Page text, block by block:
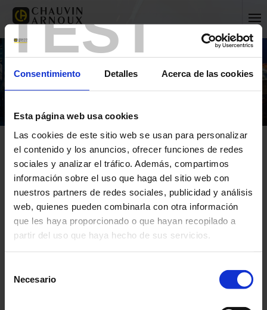
TEST
Consentimiento Detalles Acerca de las cookies
Esta página web usa cookies
Las cookies de este sitio web se usan para personalizar
el contenido y los anuncios, ofrecer funciones de redes
sociales y analizar el tráfico. Además, compartimos
información sobre el uso que haga del sitio web con
nuestros partners de redes sociales, publicidad y análisis
web, quienes pueden combinarla con otra información
que les haya proporcionado o que hayan recopilado a
partir del uso que haya hecho de sus servicios.
privacidad
Necesario
Inicio Vidéos Pyrocontrole
Inicio
Vidéos Pyrocontrole